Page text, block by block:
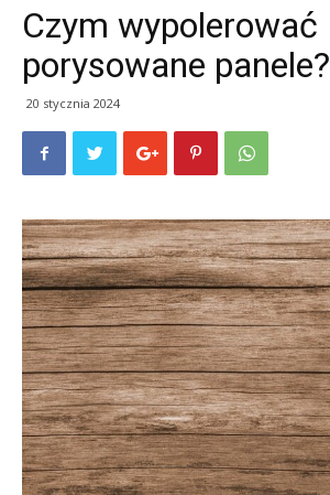
Czym wypolerować
porysowane panele?
20 stycznia 2024